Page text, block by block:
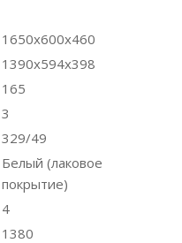
1650х600х460
1390х594х398
165
3
329/49
Белый (лаковое
покрытие)
4
1380